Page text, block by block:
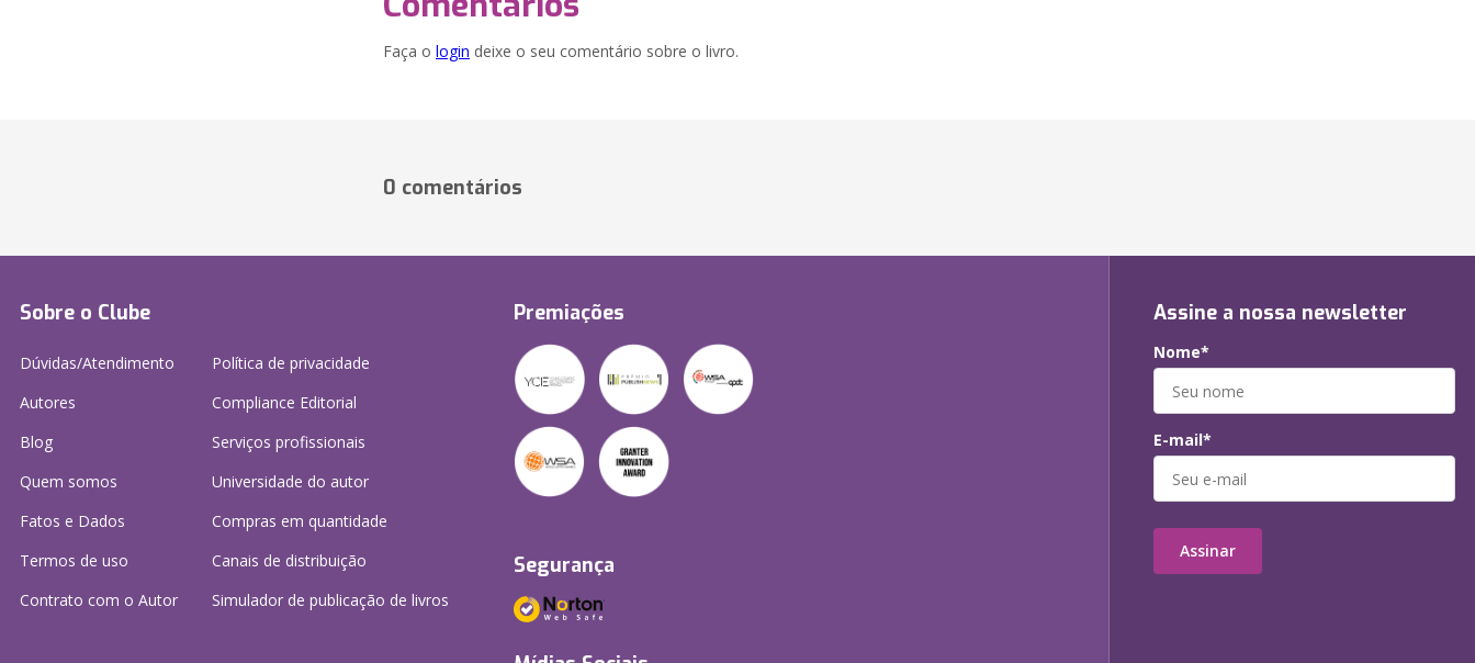
Faça o login deixe o seu comentário sobre o livro.
0 comentários
Sobre o Clube
Dúvidas/Atendimento
Autores
Blog
Quem somos
Fatos e Dados
Termos de uso
Contrato com o Autor
Política de privacidade
Compliance Editorial
Serviços profissionais
Universidade do autor
Compras em quantidade
Canais de distribuição
Simulador de publicação de livros
Premiações
Segurança
Assine a nossa newsletter
Nome*
E-mail*
Assinar